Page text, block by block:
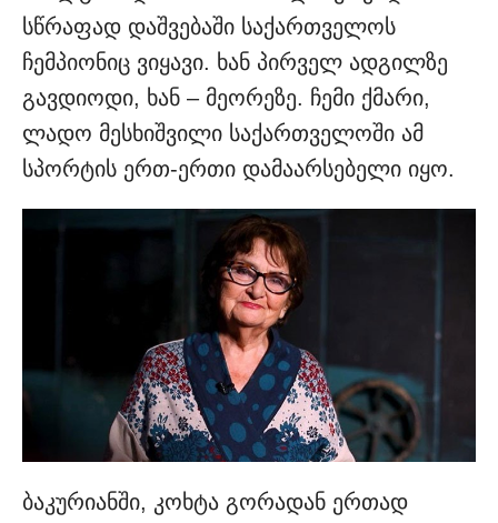
სწრაფად დაშვებაში საქართველოს
ჩემპიონიც ვიყავი. ხან პირველ ადგილზე
გავდიოდი, ხან – მეორეზე. ჩემი ქმარი,
ლადო მესხიშვილი საქართველოში ამ
სპორტის ერთ-ერთი დამაარსებელი იყო.
ბაკურიანში, კოხტა გორადან ერთად